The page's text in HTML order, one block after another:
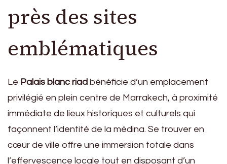
près des sites
emblématiques
Le Palais blanc riad bénéficie d’un emplacement
privilégié en plein centre de Marrakech, à proximité
immédiate de lieux historiques et culturels qui
façonnent l’identité de la médina. Se trouver en
cœur de ville offre une immersion totale dans
l’effervescence locale tout en disposant d’un